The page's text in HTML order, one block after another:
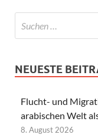
NEUESTE
Flucht- und
arabischen Welt
8. August 2026